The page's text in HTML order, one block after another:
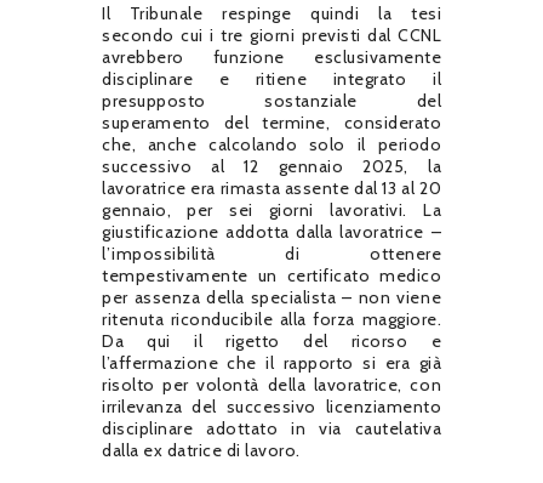
Il Tribunale respinge quindi la tesi
secondo cui i tre giorni previsti dal CCNL
avrebbero funzione esclusivamente
disciplinare e ritiene integrato il
presupposto sostanziale del
superamento del termine, considerato
che, anche calcolando solo il periodo
successivo al 12 gennaio 2025, la
lavoratrice era rimasta assente dal 13 al 20
gennaio, per sei giorni lavorativi. La
giustificazione addotta dalla lavoratrice –
l’impossibilità di ottenere
tempestivamente un certificato medico
per assenza della specialista – non viene
ritenuta riconducibile alla forza maggiore.
Da qui il rigetto del ricorso e
l’affermazione che il rapporto si era già
risolto per volontà della lavoratrice, con
irrilevanza del successivo licenziamento
disciplinare adottato in via cautelativa
dalla ex datrice di lavoro.